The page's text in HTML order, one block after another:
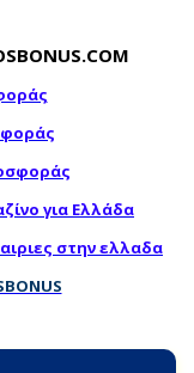
για Ελλάδα
στην ελλαδα